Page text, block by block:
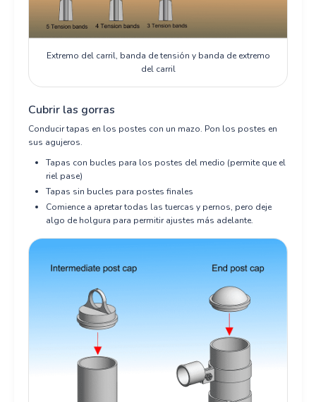
Extremo del carril, banda de tensión y banda de extremo
del carril
Cubrir las gorras
Conducir tapas en los postes con un mazo. Pon los postes en
sus agujeros.
Tapas con bucles para los postes del medio (permite que el
riel pase)
Tapas sin bucles para postes finales
Comience a apretar todas las tuercas y pernos, pero deje
algo de holgura para permitir ajustes más adelante.